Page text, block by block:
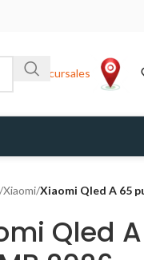
Sucursales
/Xiaomi/Xiaomi Qled A 65
Qled